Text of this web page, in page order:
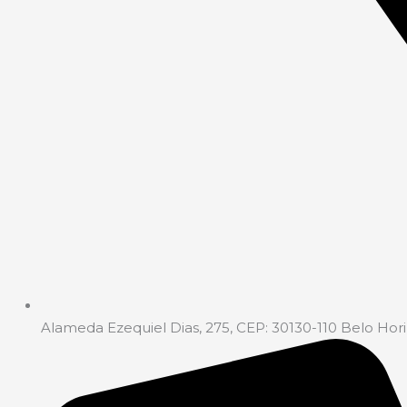
Alameda Ezequiel Dias, 275, CEP: 30130-110 Belo